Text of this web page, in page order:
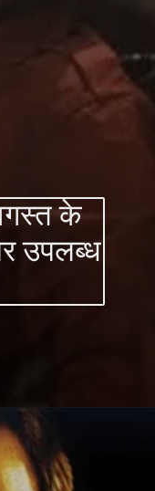
के
उपलब्ध